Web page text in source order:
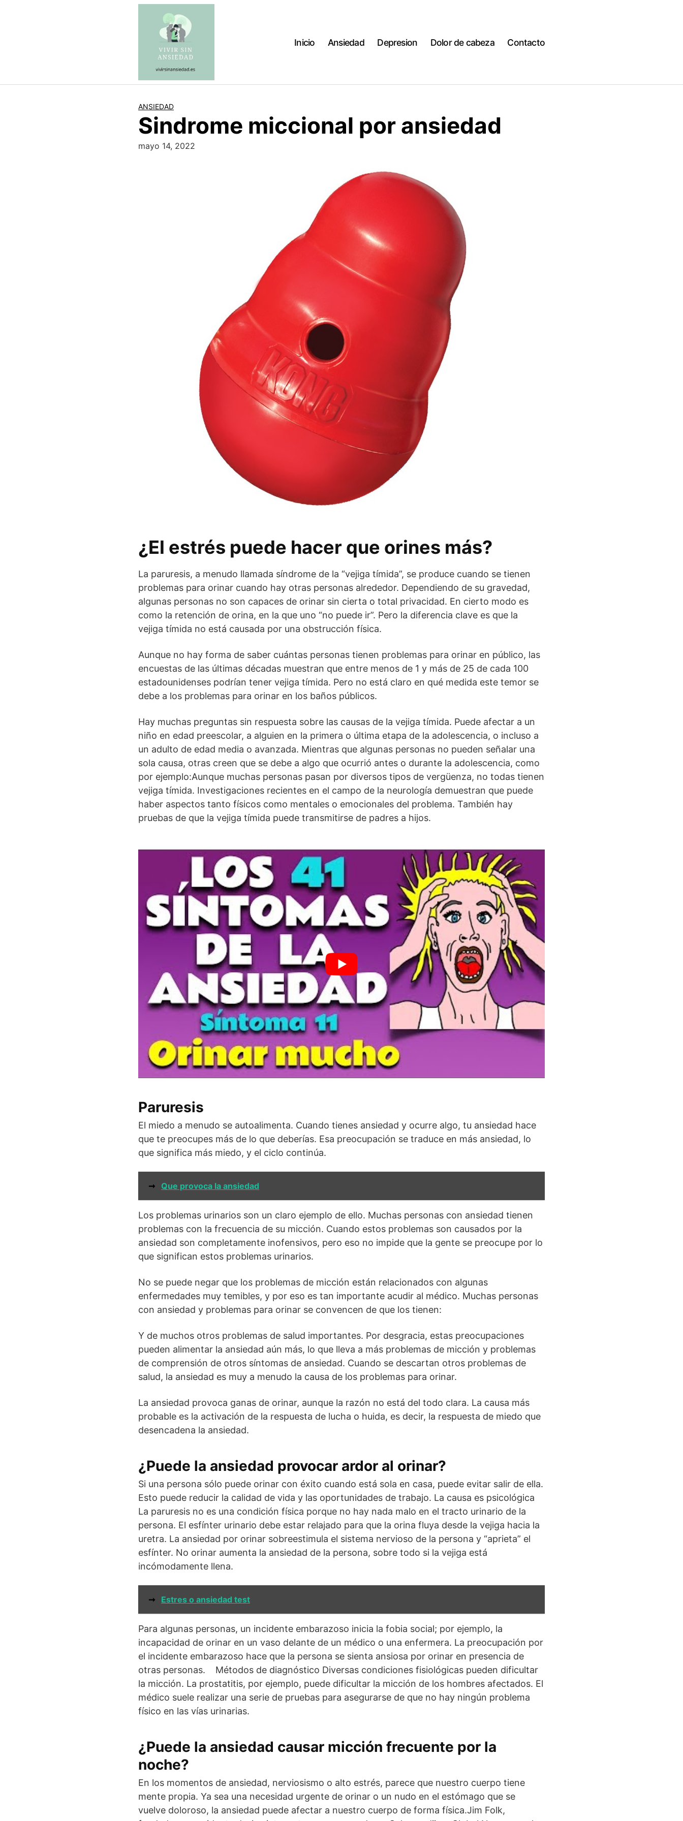
Inicio Ansiedad Depresion Dolor de cabeza Contacto
ANSIEDAD
Sindrome miccional por ansiedad
mayo 14, 2022
¿El estrés puede hacer que orines más?
La paruresis, a menudo llamada síndrome de la “vejiga tímida”, se produce cuando se tienen
problemas para orinar cuando hay otras personas alrededor. Dependiendo de su gravedad,
algunas personas no son capaces de orinar sin cierta o total privacidad. En cierto modo es
como la retención de orina, en la que uno “no puede ir”. Pero la diferencia clave es que la
vejiga tímida no está causada por una obstrucción física.
Aunque no hay forma de saber cuántas personas tienen problemas para orinar en público, las
encuestas de las últimas décadas muestran que entre menos de 1 y más de 25 de cada 100
estadounidenses podrían tener vejiga tímida. Pero no está claro en qué medida este temor se
debe a los problemas para orinar en los baños públicos.
Hay muchas preguntas sin respuesta sobre las causas de la vejiga tímida. Puede afectar a un
niño en edad preescolar, a alguien en la primera o última etapa de la adolescencia, o incluso a
un adulto de edad media o avanzada. Mientras que algunas personas no pueden señalar una
sola causa, otras creen que se debe a algo que ocurrió antes o durante la adolescencia, como
por ejemplo:Aunque muchas personas pasan por diversos tipos de vergüenza, no todas tienen
vejiga tímida. Investigaciones recientes en el campo de la neurología demuestran que puede
haber aspectos tanto físicos como mentales o emocionales del problema. También hay
pruebas de que la vejiga tímida puede transmitirse de padres a hijos.
Paruresis
El miedo a menudo se autoalimenta. Cuando tienes ansiedad y ocurre algo, tu ansiedad hace
que te preocupes más de lo que deberías. Esa preocupación se traduce en más ansiedad, lo
que significa más miedo, y el ciclo continúa.
➞ Que provoca la ansiedad
Los problemas urinarios son un claro ejemplo de ello. Muchas personas con ansiedad tienen
problemas con la frecuencia de su micción. Cuando estos problemas son causados por la
ansiedad son completamente inofensivos, pero eso no impide que la gente se preocupe por lo
que significan estos problemas urinarios.
No se puede negar que los problemas de micción están relacionados con algunas
enfermedades muy temibles, y por eso es tan importante acudir al médico. Muchas personas
con ansiedad y problemas para orinar se convencen de que los tienen:
Y de muchos otros problemas de salud importantes. Por desgracia, estas preocupaciones
pueden alimentar la ansiedad aún más, lo que lleva a más problemas de micción y problemas
de comprensión de otros síntomas de ansiedad. Cuando se descartan otros problemas de
salud, la ansiedad es muy a menudo la causa de los problemas para orinar.
La ansiedad provoca ganas de orinar, aunque la razón no está del todo clara. La causa más
probable es la activación de la respuesta de lucha o huida, es decir, la respuesta de miedo que
desencadena la ansiedad.
¿Puede la ansiedad provocar ardor al orinar?
Si una persona sólo puede orinar con éxito cuando está sola en casa, puede evitar salir de ella.
Esto puede reducir la calidad de vida y las oportunidades de trabajo. La causa es psicológica
La paruresis no es una condición física porque no hay nada malo en el tracto urinario de la
persona. El esfínter urinario debe estar relajado para que la orina fluya desde la vejiga hacia la
uretra. La ansiedad por orinar sobreestimula el sistema nervioso de la persona y “aprieta” el
esfínter. No orinar aumenta la ansiedad de la persona, sobre todo si la vejiga está
incómodamente llena.
➞ Estres o ansiedad test
Para algunas personas, un incidente embarazoso inicia la fobia social; por ejemplo, la
incapacidad de orinar en un vaso delante de un médico o una enfermera. La preocupación por
el incidente embarazoso hace que la persona se sienta ansiosa por orinar en presencia de
otras personas. Métodos de diagnóstico Diversas condiciones fisiológicas pueden dificultar
la micción. La prostatitis, por ejemplo, puede dificultar la micción de los hombres afectados. El
médico suele realizar una serie de pruebas para asegurarse de que no hay ningún problema
físico en las vías urinarias.
¿Puede la ansiedad causar micción frecuente por la
noche?
En los momentos de ansiedad, nerviosismo o alto estrés, parece que nuestro cuerpo tiene
mente propia. Ya sea una necesidad urgente de orinar o un nudo en el estómago que se
vuelve doloroso, la ansiedad puede afectar a nuestro cuerpo de forma física.Jim Folk,